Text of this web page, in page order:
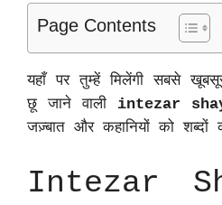
Page Contents
यहाँ पर तुम्हें मिलेंगी सबसे
छू जाने वाली intezar
जज़्बात और कहानियों को शब्दों
Intezar